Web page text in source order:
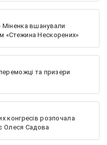
вшанували
«Стежина Нескорених»
та призери
конгресів розпочала
Олеся Садова